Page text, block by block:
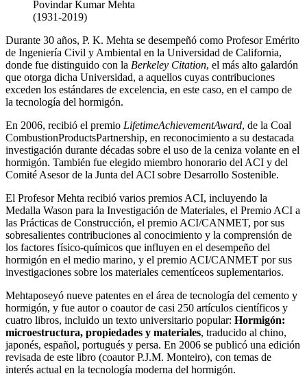
Povindar Kumar Mehta
(1931-2019)
Durante 30 años, P. K. Mehta se desempeñó como Profesor Emérito
de Ingeniería Civil y Ambiental en la Universidad de California,
donde fue distinguido con la Berkeley Citation, el más alto galardón
que otorga dicha Universidad, a aquellos cuyas contribuciones
exceden los estándares de excelencia, en este caso, en el campo de
la tecnología del hormigón.
En 2006, recibió el premio LifetimeAchievementAward, de la Coal
CombustionProductsPartnership, en reconocimiento a su destacada
investigación durante décadas sobre el uso de la ceniza volante en el
hormigón. También fue elegido miembro honorario del ACI y del
Comité Asesor de la Junta del ACI sobre Desarrollo Sostenible.
El Profesor Mehta recibió varios premios ACI, incluyendo la
Medalla Wason para la Investigación de Materiales, el Premio ACI a
las Prácticas de Construcción, el premio ACI/CANMET, por sus
sobresalientes contribuciones al conocimiento y la comprensión de
los factores físico-químicos que influyen en el desempeño del
hormigón en el medio marino, y el premio ACI/CANMET por sus
investigaciones sobre los materiales cementíceos suplementarios.
Mehtaposeyó nueve patentes en el área de tecnología del cemento y
hormigón, y fue autor o coautor de casi 250 artículos científicos y
cuatro libros, incluido un texto universitario popular: Hormigón:
microestructura, propiedades y materiales, traducido al chino,
japonés, español, portugués y persa. En 2006 se publicó una edición
revisada de este libro (coautor P.J.M. Monteiro), con temas de
interés actual en la tecnología moderna del hormigón.